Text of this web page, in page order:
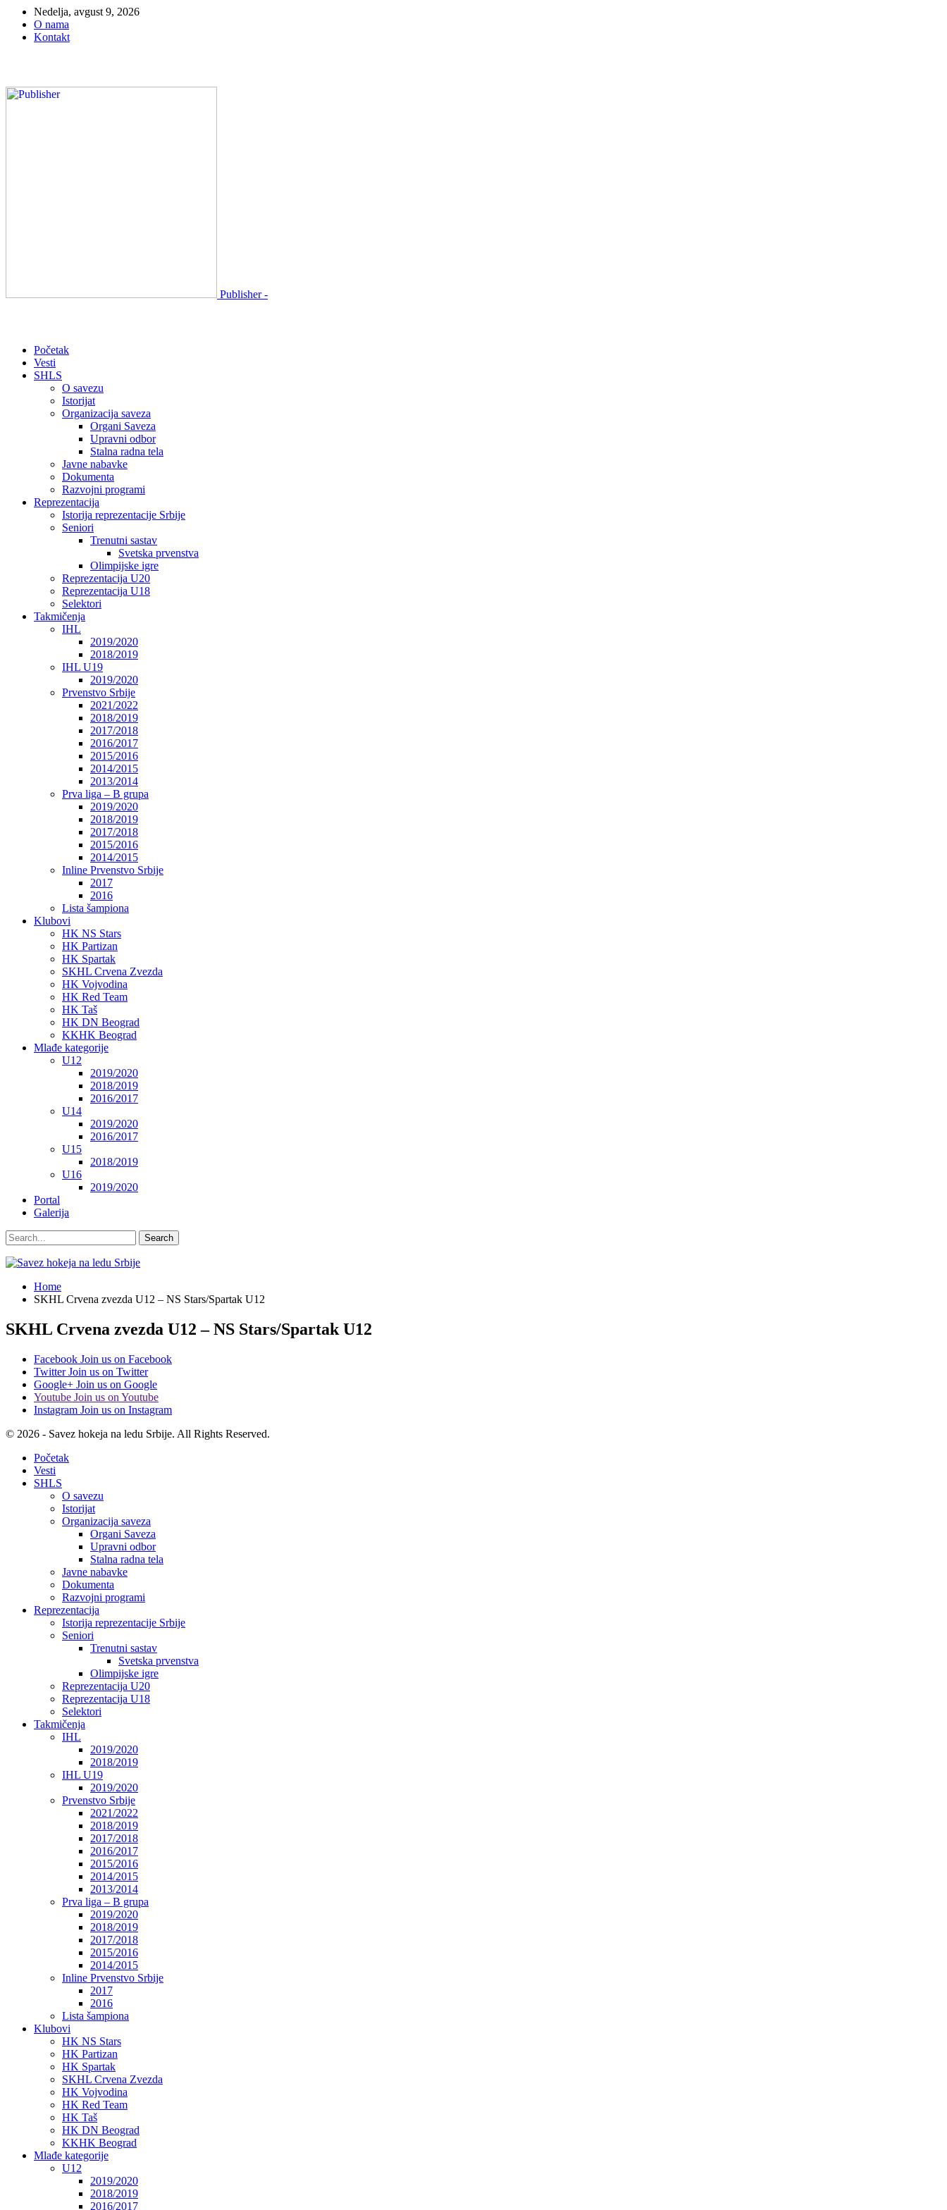
Nedelja, avgust 9, 2026
O nama
Kontakt
Publisher -
Početak
Vesti
SHLS
O savezu
Istorijat
Organizacija saveza
Organi Saveza
Upravni odbor
Stalna radna tela
Javne nabavke
Dokumenta
Razvojni programi
Reprezentacija
Istorija reprezentacije Srbije
Seniori
Trenutni sastav
Svetska prvenstva
Olimpijske igre
Reprezentacija U20
Reprezentacija U18
Selektori
Takmičenja
IHL
2019/2020
2018/2019
IHL U19
2019/2020
Prvenstvo Srbije
2021/2022
2018/2019
2017/2018
2016/2017
2015/2016
2014/2015
2013/2014
Prva liga – B grupa
2019/2020
2018/2019
2017/2018
2015/2016
2014/2015
Inline Prvenstvo Srbije
2017
2016
Lista šampiona
Klubovi
HK NS Stars
HK Partizan
HK Spartak
SKHL Crvena Zvezda
HK Vojvodina
HK Red Team
HK Taš
HK DN Beograd
KKHK Beograd
Mlađe kategorije
U12
2019/2020
2018/2019
2016/2017
U14
2019/2020
2016/2017
U15
2018/2019
U16
2019/2020
Portal
Galerija
Home
SKHL Crvena zvezda U12 – NS Stars/Spartak U12
SKHL Crvena zvezda U12 – NS Stars/Spartak U12
Facebook Join us on Facebook
Twitter Join us on Twitter
Google+ Join us on Google
Youtube Join us on Youtube
Instagram Join us on Instagram
© 2026 - Savez hokeja na ledu Srbije. All Rights Reserved.
Početak
Vesti
SHLS
O savezu
Istorijat
Organizacija saveza
Organi Saveza
Upravni odbor
Stalna radna tela
Javne nabavke
Dokumenta
Razvojni programi
Reprezentacija
Istorija reprezentacije Srbije
Seniori
Trenutni sastav
Svetska prvenstva
Olimpijske igre
Reprezentacija U20
Reprezentacija U18
Selektori
Takmičenja
IHL
2019/2020
2018/2019
IHL U19
2019/2020
Prvenstvo Srbije
2021/2022
2018/2019
2017/2018
2016/2017
2015/2016
2014/2015
2013/2014
Prva liga – B grupa
2019/2020
2018/2019
2017/2018
2015/2016
2014/2015
Inline Prvenstvo Srbije
2017
2016
Lista šampiona
Klubovi
HK NS Stars
HK Partizan
HK Spartak
SKHL Crvena Zvezda
HK Vojvodina
HK Red Team
HK Taš
HK DN Beograd
KKHK Beograd
Mlađe kategorije
U12
2019/2020
2018/2019
2016/2017